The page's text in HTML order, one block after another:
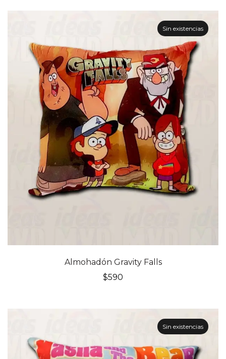
Sin existencias
Almohadón Gravity Falls
$590
Sin existencias